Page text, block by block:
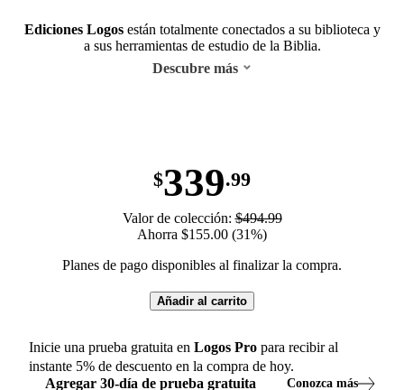
Ediciones Logosestán totalmente conectados a su biblioteca y
a sus herramientas de estudio de la Biblia.
Descubre más
$339.99
Valor de colección:$494.99
Ahorra $155.00 (31%)
Planes de pago disponibles al finalizar la compra.
Añadir al carrito
Inicie una prueba gratuita en Logos Pro para recibir al
instante 5% de descuento en la compra de hoy.
Agregar 30-día de prueba gratuita Conozca más